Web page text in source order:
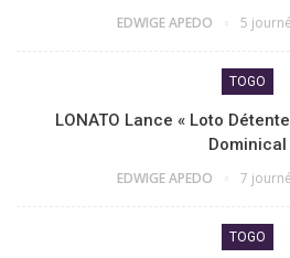
EDWIGE APEDO 5
TOGO
LONATO Lance « Loto
Dominical
EDWIGE APEDO 7
TOGO